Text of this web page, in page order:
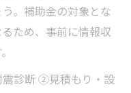
。補助金の対象とな
ため、事前に情報収
診断 ②見積もり・設